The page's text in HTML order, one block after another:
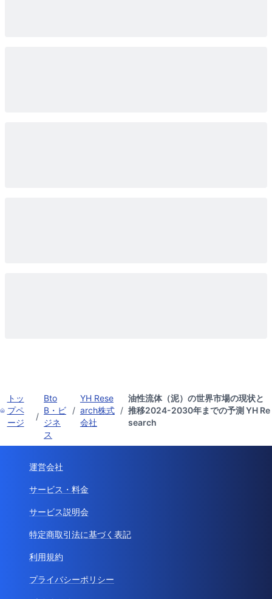
トッ
プペ
ージ
/
Bto
B・ビ
ジネ
ス
/
YH Rese
arch株式
会社
/
油性流体（泥）の世界市場の現状と
推移2024-2030年までの予測 YH Re
search
運営会社
サービス・料金
サービス説明会
特定商取引法に基づく表記
利用規約
プライバシーポリシー